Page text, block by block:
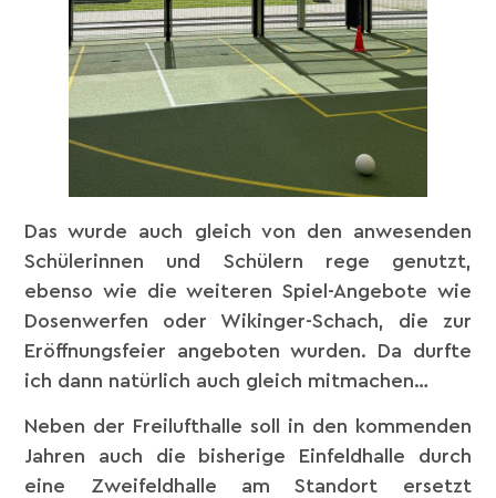
Das wurde auch gleich von den anwesenden
Schülerinnen und Schülern rege genutzt,
ebenso wie die weiteren Spiel-Angebote wie
Dosenwerfen oder Wikinger-Schach, die zur
Eröffnungsfeier angeboten wurden. Da durfte
ich dann natürlich auch gleich mitmachen…
Neben der Freilufthalle soll in den kommenden
Jahren auch die bisherige Einfeldhalle durch
eine Zweifeldhalle am Standort ersetzt